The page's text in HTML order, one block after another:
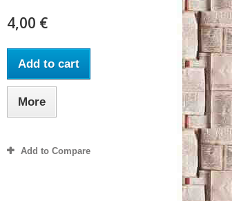
4,00 €
Add to cart
More
Add to Compare